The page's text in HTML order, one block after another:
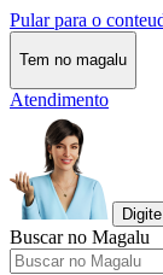
Pular para o
Tem no magalu
Atendimento
Buscar no Magalu